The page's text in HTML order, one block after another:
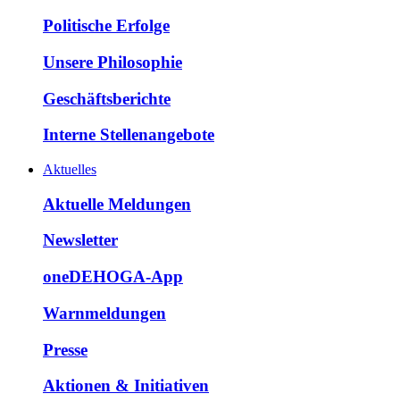
Politische Erfolge
Unsere Philosophie
Geschäftsberichte
Interne Stellenangebote
Aktuelles
Aktuelle Meldungen
Newsletter
oneDEHOGA-App
Warnmeldungen
Presse
Aktionen & Initiativen